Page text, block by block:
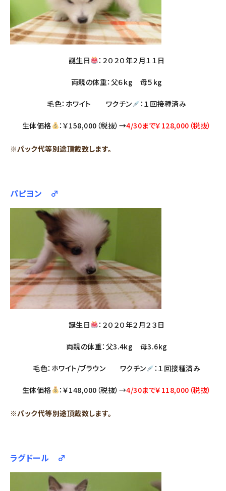
誕生日 ：２０２０年２月１１日
両親の体重：父６kg 母５kg
毛色：ホワイト ワクチン ：１回接種済み
生体価格 ：￥158,000（税抜）→4/30まで￥128,000（税抜）
※パック代等別途頂戴致します。
パピヨン ♂
誕生日 ：２０２０年２月２３日
両親の体重：父3.4kg 母3.6kg
毛色：ホワイト/ブラウン ワクチン ：１回接種済み
生体価格 ：￥148,000（税抜）→4/30まで￥118,000（税抜）
※パック代等別途頂戴致します。
ラグドール ♂